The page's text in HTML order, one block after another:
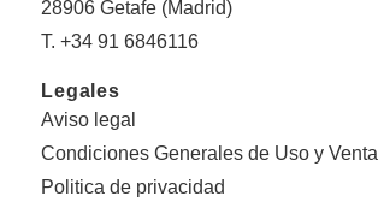
28906 Getafe (Madrid)
T. +34 91 6846116
Legales
Aviso legal
Condiciones Generales de Uso y Venta
Politica de privacidad